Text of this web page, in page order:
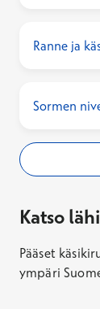
Ranne ja
Sormen
Katso
Pääset
ympäri